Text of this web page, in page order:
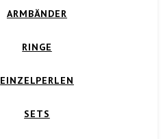
ARMBÄNDER
RINGE
EINZELPERLEN
SETS